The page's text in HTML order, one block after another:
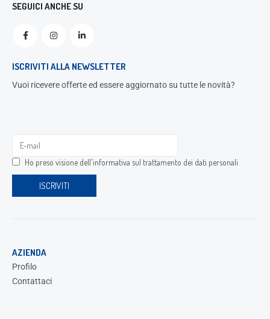
SEGUICI ANCHE SU
ISCRIVITI ALLA NEWSLETTER
Vuoi ricevere offerte ed essere aggiornato su tutte le novità?
Ho preso visione dell'informativa sul trattamento dei dati personali
AZIENDA
Profilo
Contattaci